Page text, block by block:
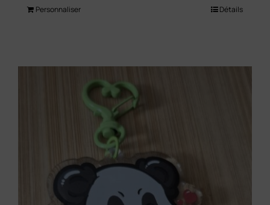
Personnaliser Détails